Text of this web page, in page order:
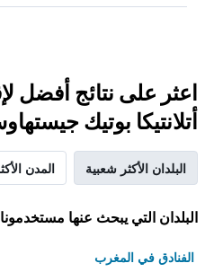
اعثر على نتائج أفضل
أتلانتيكا بوتيك
البلدان الأكثر شعبية المدن
البلدان التي يبحث عنها مستخدمونا
الفنادق في المغرب